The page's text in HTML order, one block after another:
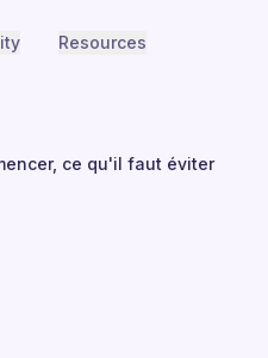
Resources
ce qu'il faut éviter